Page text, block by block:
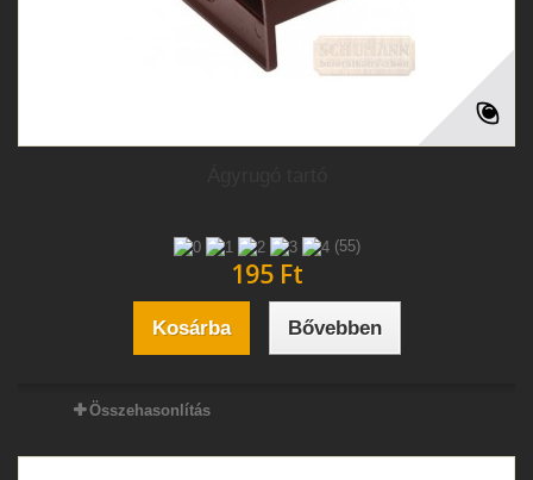
(55)
195 Ft‎
Kosárba Bővebben
Összehasonlítás